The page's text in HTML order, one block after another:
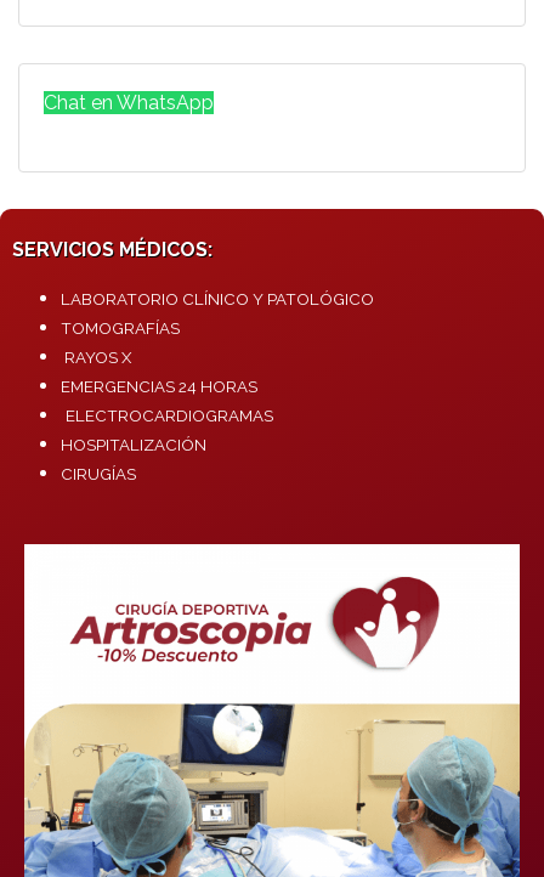
Chat en WhatsApp
SERVICIOS MÉDICOS:
LABORATORIO CLÍNICO Y PATOLÓGICO
TOMOGRAFÍAS
RAYOS X
EMERGENCIAS 24 HORAS
ELECTROCARDIOGRAMAS
HOSPITALIZACIÓN
CIRUGÍAS